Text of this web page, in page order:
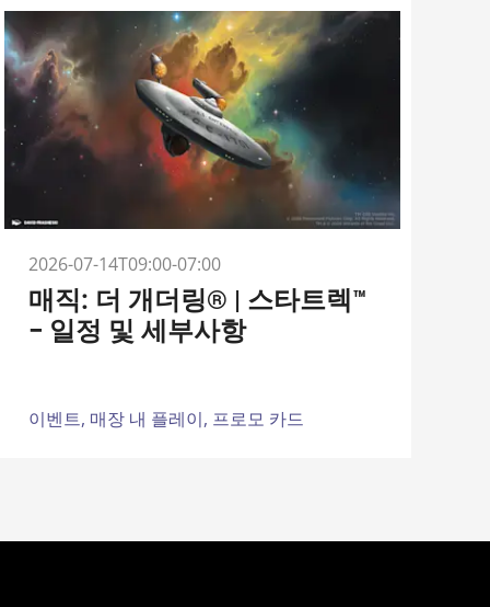
2026-07-14T09:00-07:00
매직: 더 개더링® | 스타트렉™
– 일정 및 세부사항
이벤트, 매장 내 플레이, 프로모 카드